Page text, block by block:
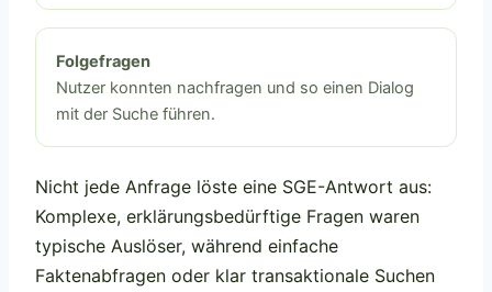
Folgefragen
Nutzer konnten nachfragen und so einen Dialog
mit der Suche führen.
Nicht jede Anfrage löste eine SGE-Antwort aus:
Komplexe, erklärungsbedürftige Fragen waren
typische Auslöser, während einfache
Faktenabfragen oder klar transaktionale Suchen